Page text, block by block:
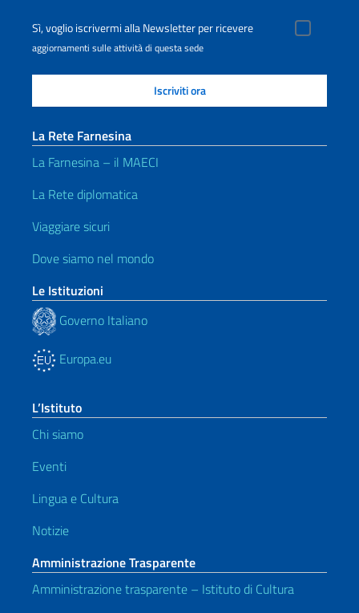
Sì, voglio iscrivermi alla Newsletter per ricevere
aggiornamenti sulle attività di questa sede
La Rete Farnesina
La Farnesina – il MAECI
La Rete diplomatica
Viaggiare sicuri
Dove siamo nel mondo
Le Istituzioni
Governo Italiano
Europa.eu
L’Istituto
Chi siamo
Eventi
Lingua e Cultura
Notizie
Amministrazione Trasparente
Amministrazione trasparente – Istituto di Cultura